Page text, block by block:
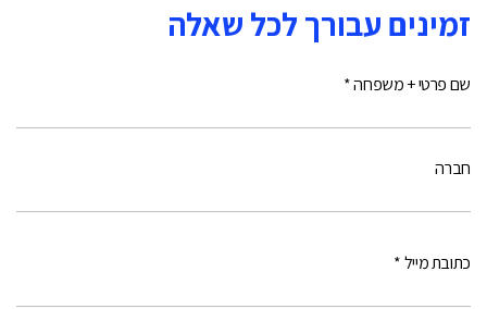
זמינים עבורך לכל שאלה
שם פרטי + משפחה *
חברה
כתובת מייל *